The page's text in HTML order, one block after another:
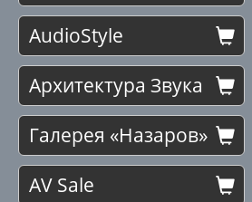
AudioStyle
Архитектура Звука
Галерея «Назаров»
AV Sale